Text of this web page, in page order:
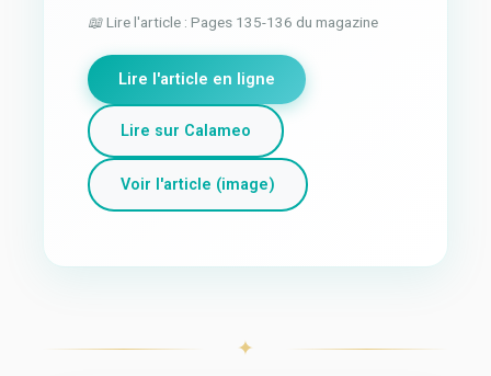
📖 Lire l'article : Pages 135-136 du magazine
Lire l'article en ligne
Lire sur Calameo
Voir l'article (image)
✦